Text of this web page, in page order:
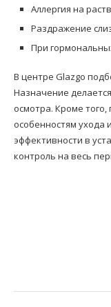
Аллергия на
Раздражение
При
В центре Glazgo
Назначение
осмотра. Кроме
особенностям ухода
эффективности в
контроль на весь